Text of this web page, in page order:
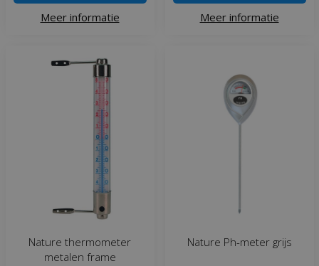
Meer informatie Meer informatie
Nature thermometer
metalen frame
Nature Ph-meter grijs